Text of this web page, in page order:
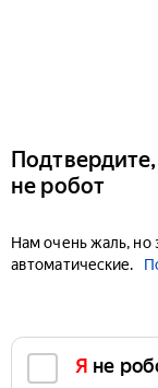
не робот
Нам очень жаль, но
автоматические.
Я не